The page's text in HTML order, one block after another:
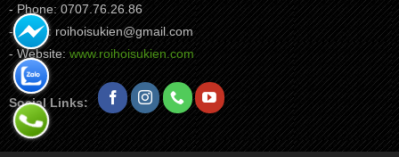
- Phone: 0707.76.26.86
- Email: roihoisukien@gmail.com
- Website: www.roihoisukien.com
Social Links: